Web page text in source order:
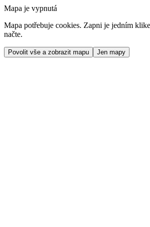
Mapa je vypnutá
Mapa potřebuje cookies. Zapni je jedním
načte.
Povolit vše a zobrazit mapu Jen mapy